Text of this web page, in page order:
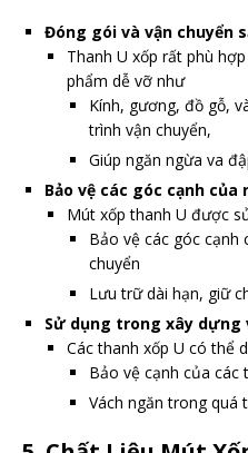
Đóng gói và vận chuyển
Thanh U xốp rất phù
phẩm dễ vỡ như
Kính, gương, đồ gỗ,
trình vận chuyển,
Giúp ngăn ngừa va
Bảo vệ các góc cạnh của
Mút xốp thanh U được
Bảo vệ các góc cạnh
chuyển
Lưu trữ dài hạn, giữ
Sử dụng trong xây dựng
Các thanh xốp U có thể
Bảo vệ cạnh của các
Vách ngăn trong quá